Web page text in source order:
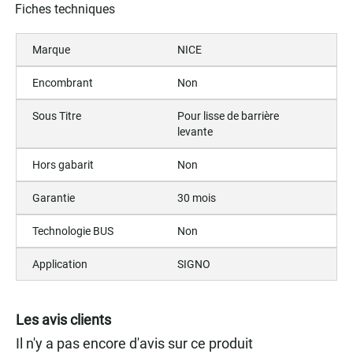
Fiches techniques
Marque NICE
Encombrant Non
Sous Titre
Pour lisse de barrière
levante
Hors gabarit Non
Garantie 30 mois
Technologie BUS Non
Application SIGNO
Les avis clients
Il n'y a pas encore d'avis sur ce produit